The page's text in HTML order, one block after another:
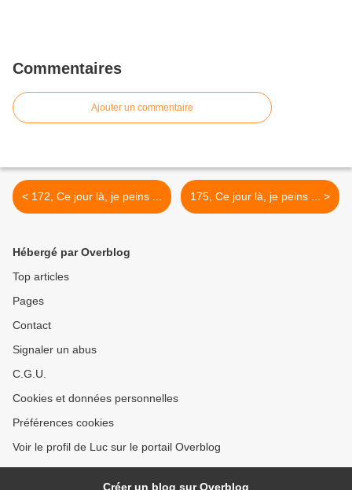
Commentaires
Ajouter un commentaire
< 172, Ce jour là, je peins ... 175, Ce jour là, je peins ... >
Hébergé par Overblog
Top articles
Pages
Contact
Signaler un abus
C.G.U.
Cookies et données personnelles
Préférences cookies
Voir le profil de Luc sur le portail Overblog
Créer un blog sur Overblog